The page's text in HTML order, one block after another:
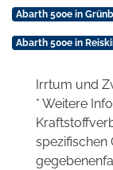
Abarth 500e in
Abarth 500e in
Irrtum und
* Weitere
spezifischen